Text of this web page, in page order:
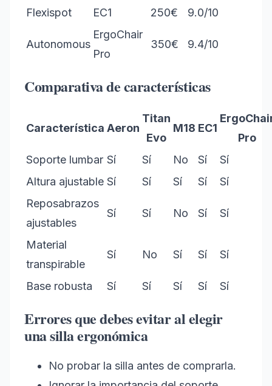
Flexispot
EC1 250€ 9.0/10
Autonomous
ErgoChair
Pro
350€ 9.4/10
Comparativa de características
Característica Aeron
Titan
Evo
M18 EC1
Pro
Soporte lumbar Sí Sí No Sí
Sí
Altura ajustable Sí Sí Sí Sí
Sí
Reposabrazos
ajustables
Sí Sí No Sí Sí
Material
transpirable
Sí No Sí Sí Sí
Base robusta Sí Sí Sí Sí Sí
Errores que debes evitar al elegir
una silla ergonómica
No probar la silla antes de comprarla.